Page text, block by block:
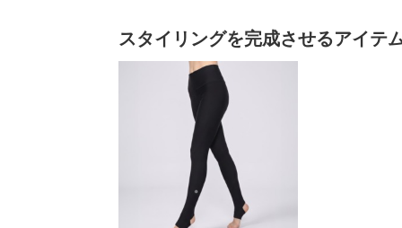
スタイリングを完成させるアイテ